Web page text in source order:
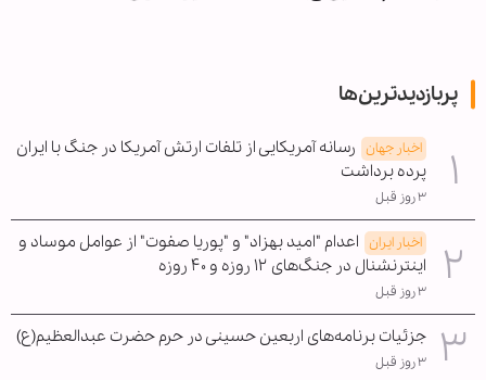
پربازدیدترین‌ها
اخبار جهان رسانه آمریکایی از تلفات ارتش آمریکا در جنگ با ایران
پرده برداشت
۳ روز قبل
اخبار ایران اعدام "امید بهزاد" و "پوریا صفوت" از عوامل موساد و
اینترنشنال در جنگ‌های ۱۲ روزه و ۴۰ روزه
۳ روز قبل
جزئیات برنامه‌های اربعین حسینی در حرم حضرت عبدالعظیم(ع)
۳ روز قبل